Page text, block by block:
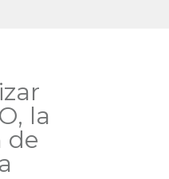
la
de